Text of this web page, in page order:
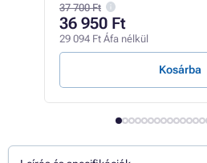
37 700 Ft
36 950 Ft
29 094 Ft Áfa nélkül
Kosárba